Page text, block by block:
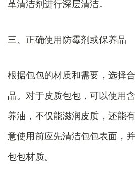
革清洁剂进行深层清洁。
三、正确使用防霉剂或保养品
根据包包的材质和需要，选择
品。对于皮质包包，可以使用
养油，不仅能滋润皮质，还能
意使用前应先清洁包包表面，
包包材质。